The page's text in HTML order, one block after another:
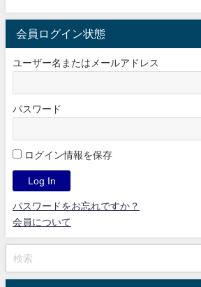
会員ログイン状態
ユーザー名またはメールアドレス
パスワード
ログイン情報を保存
パスワードをお忘れですか？
会員について